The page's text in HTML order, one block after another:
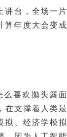
讲台，全场一片
算年度大会变成
么喜欢抛头露面
在支撑着人类最
拟、经济学模拟